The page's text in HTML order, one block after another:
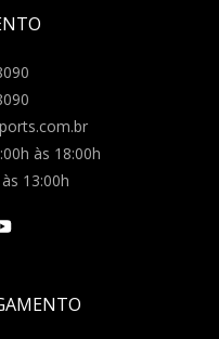
às 18:00h
13:00h